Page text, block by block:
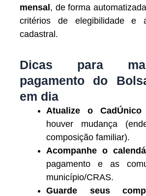
mensal , de forma
critérios de elegibilidade e
cadastral.
Dicas para
pagamento do
em dia
Atualize o CadÚnico
houver mudança
composição familiar).
Acompanhe o
pagamento e as
município/CRAS.
Guarde seus